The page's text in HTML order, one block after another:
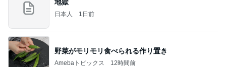
地獄
日本人 1日前
野菜がモリモリ食べられる作り置き
Amebaトピックス 12時間前